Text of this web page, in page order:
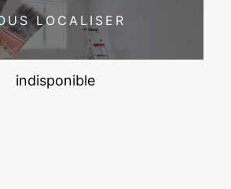
LOCALISER
indisponible